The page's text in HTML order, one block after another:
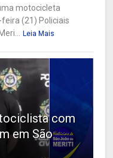
motocicleta
(21) Policiais
Leia Mais
com
em São